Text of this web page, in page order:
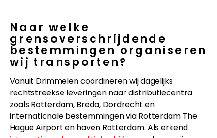
Naar welke
grensoverschrijdende
bestemmingen organiseren
wij transporten?
Vanuit Drimmelen coördineren wij dagelijks
rechtstreekse leveringen naar distributiecentra
zoals Rotterdam, Breda, Dordrecht en
internationale bestemmingen via Rotterdam The
Hague Airport en haven Rotterdam. Als erkend